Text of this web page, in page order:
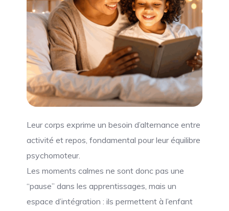
Leur corps exprime un besoin d’alternance entre
activité et repos, fondamental pour leur équilibre
psychomoteur.
Les moments calmes ne sont donc pas une
“pause” dans les apprentissages, mais un
espace d’intégration : ils permettent à l’enfant